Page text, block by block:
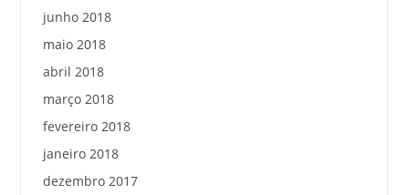
junho 2018
maio 2018
abril 2018
março 2018
fevereiro 2018
janeiro 2018
dezembro 2017